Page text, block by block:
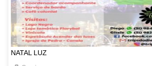
NATAL LUZ